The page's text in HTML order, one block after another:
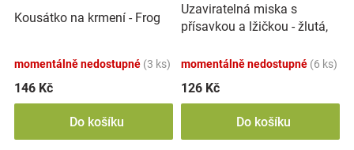
Kousátko na krmení - Frog
momentálně nedostupné (3 ks)
146 Kč
Do košíku
Uzaviratelná miska s
přísavkou a lžičkou - žlutá,
momentálně nedostupné (6 ks)
126 Kč
Do košíku